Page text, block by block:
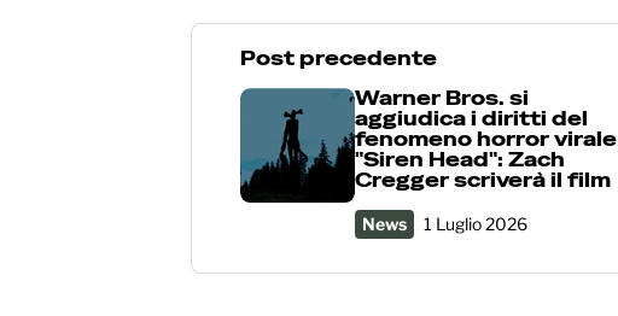
Post precedente
Warner Bros. si
aggiudica i diritti del
fenomeno horror virale
"Siren Head": Zach
Cregger scriverà il film
News 1 Luglio 2026